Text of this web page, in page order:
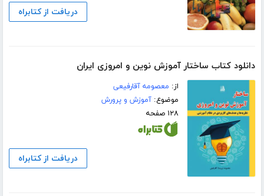
دریافت از کتابراه
دانلود کتاب ساختار آموزش نوین و امروزی ایران
از: معصومه آقارفیعی
موضوع:آموزش و پرورش
۱۲۸ صفحه
دریافت از کتابراه